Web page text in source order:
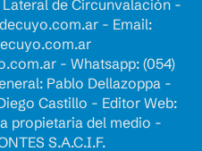
Lateral de Circunvalación -
- Email:
- Whatsapp: (054)
Pablo Dellazoppa -
Castillo - Editor Web:
propietaria del medio -
S.A.C.I.F.